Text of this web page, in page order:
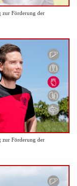
zur Förderung der
zur Förderung der